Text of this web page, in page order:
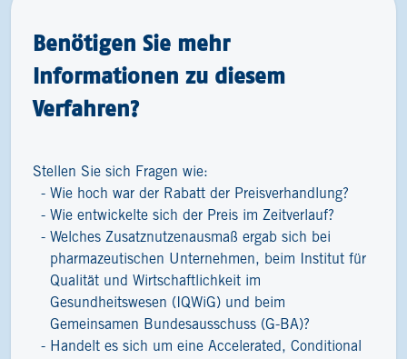
Benötigen Sie mehr
Informationen zu diesem
Verfahren?
Stellen Sie sich Fragen wie:
Wie hoch war der Rabatt der Preisverhandlung?
Wie entwickelte sich der Preis im Zeitverlauf?
Welches Zusatznutzenausmaß ergab sich bei
pharmazeutischen Unternehmen, beim Institut für
Qualität und Wirtschaftlichkeit im
Gesundheitswesen (IQWiG) und beim
Gemeinsamen Bundesausschuss (G-BA)?
Handelt es sich um eine Accelerated, Conditional